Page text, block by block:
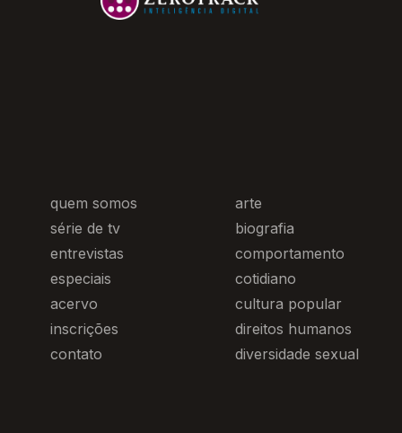
quem somos
série de tv
entrevistas
especiais
acervo
inscrições
contato
arte
biografia
comportamento
cotidiano
cultura popular
direitos humanos
diversidade sexual